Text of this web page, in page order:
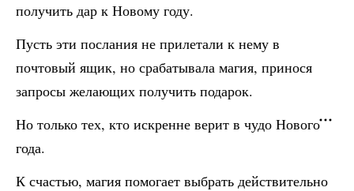
получить дар к Новому году.
Пусть эти послания не прилетали к нему в
почтовый ящик, но срабатывала магия, принося
запросы желающих получить подарок.
Но только тех, кто искренне верит в чудо Нового
года.
К счастью, магия помогает выбрать действительно